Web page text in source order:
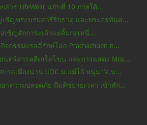
สาร LifeWear ฉบับที่ 10 ภายใต้...
ชิญพระบรมสารีริกธาตุ และพระอรหันต...
เชิญสักการะเจ้าแม่ลิ้มกอเหนี่...
จกรรมแรลลี่รักษ์โลก Prachachuen n...
นตร์สารคดีเกร็ดโขน และการแสดง Misc...
าลเมืองน่าน UDC ม.แม้โจ้ หนุน “จ.น...
าความปลอดภัย มีมติขยายเวลา เข้าสัก...